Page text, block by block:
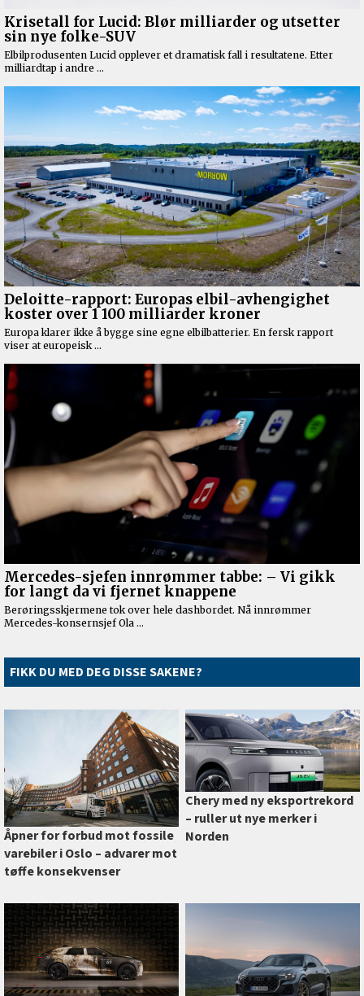
FIKK DU MED DEG DISSE SAKENE?
Åpner for forbud mot fossile
varebiler i Oslo –⁠ advarer mot
tøffe konsekvenser
Chery med ny eksportrekord
–⁠ ruller ut nye merker i
Norden